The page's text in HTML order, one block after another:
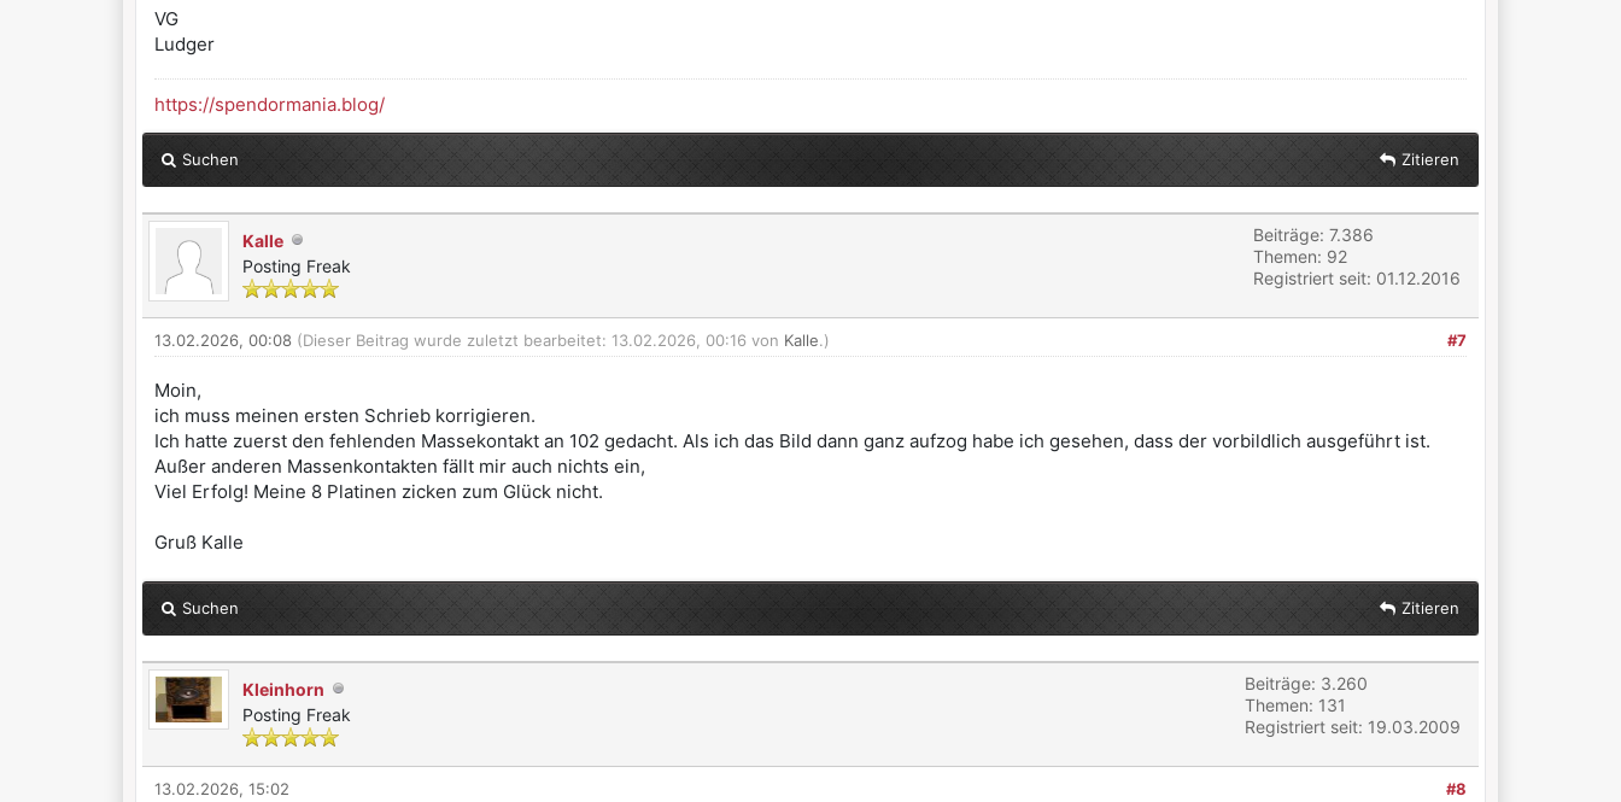
VG
Ludger
https://spendormania.blog/
Suchen Zitieren
Kalle
Posting Freak
Beiträge: 7.386
Themen: 92
Registriert seit: 01.12.2016
#7
13.02.2026, 00:08 (Dieser Beitrag wurde zuletzt bearbeitet: 13.02.2026, 00:16 von Kalle.)
Moin,
ich muss meinen ersten Schrieb korrigieren.
Ich hatte zuerst den fehlenden Massekontakt an 102 gedacht. Als ich das Bild dann ganz aufzog habe ich gesehen, dass der vorbildlich ausgeführt ist.
Außer anderen Massenkontakten fällt mir auch nichts ein,
Viel Erfolg! Meine 8 Platinen zicken zum Glück nicht.
Gruß Kalle
Suchen Zitieren
Kleinhorn
Posting Freak
Beiträge: 3.260
Themen: 131
Registriert seit: 19.03.2009
#8
13.02.2026, 15:02